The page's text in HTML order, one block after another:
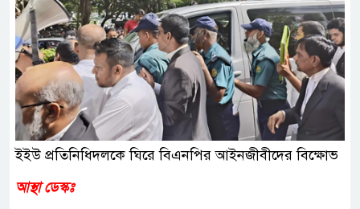
ইইউ প্রতিনিধিদলকে ঘিরে বিএনপির আইনজীবীদের বিক্ষোভ
আস্থা ডেস্কঃ